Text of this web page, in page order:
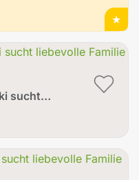
sucht…